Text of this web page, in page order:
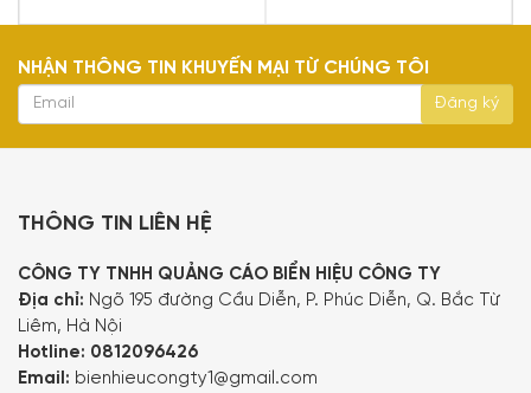
NHẬN THÔNG TIN KHUYẾN MẠI TỪ CHÚNG TÔI
THÔNG TIN LIÊN HỆ
CÔNG TY TNHH QUẢNG CÁO BIỂN HIỆU CÔNG TY
Địa chỉ: Ngõ 195 đường Cầu Diễn, P. Phúc Diễn, Q. Bắc Từ
Liêm, Hà Nội
Hotline: 0812096426
Email: bienhieucongty1@gmail.com